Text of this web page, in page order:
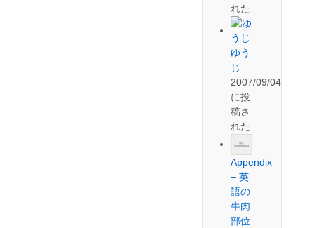
れた
ゆう
じ
2007/09/04
に投
稿さ
れた
Appendix
– 英
語の
牛肉
部位